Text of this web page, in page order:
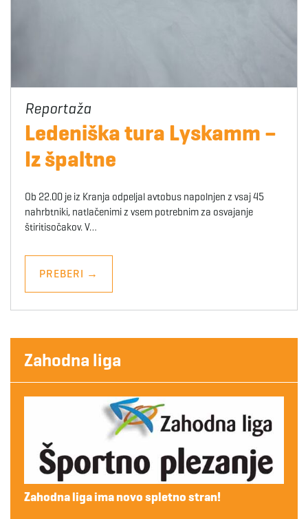
Ledeniška tura Lyskamm –
Iz špaltne
Ob 22.00 je iz Kranja odpeljal avtobus napolnjen z vsaj 45
nahrbtniki, natlačenimi z vsem potrebnim za osvajanje
štiritisočakov. V…
PREBERI →
Zahodna liga
Zahodna liga ima novo spletno stran!